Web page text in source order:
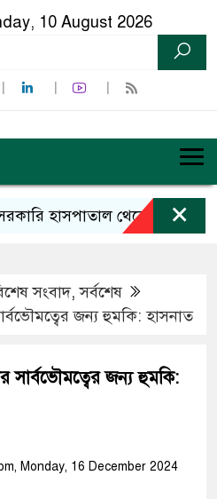
10 August 2026
হাসপাতাল থেকে ইয়াবাসহ×
সংবাদ,সর্বশেষ
জন্য হুমকি: হাসনাত
সার্বভৌমত্বের জন্য হুমকি:
Monday, 16 December 2024